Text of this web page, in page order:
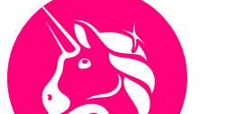
Ethereum
ETH